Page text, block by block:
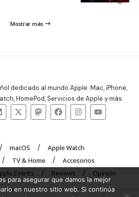
Mostrar más
dedicado al mundo Apple: Mac, iPhone,
HomePod, Servicios de Apple y más.
macOS
Apple Watch
TV & Home
Accesorios
Events Reviews Opinión
para asegurar que damos la mejor
en nuestro sitio web. Si continúa